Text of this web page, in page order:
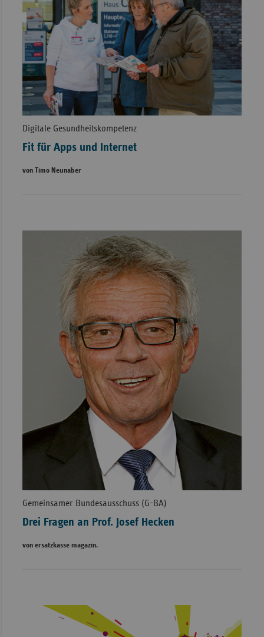
Digitale Gesundheitskompetenz
Fit für Apps und Internet
von Timo Neunaber
Gemeinsamer Bundesausschuss (G-BA)
Drei Fragen an Prof. Josef Hecken
von ersatzkasse magazin.